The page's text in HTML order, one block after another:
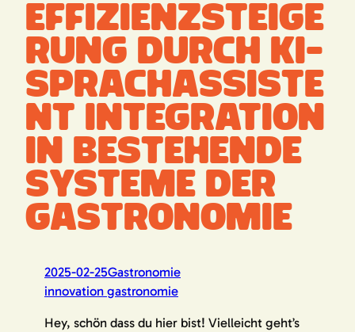
Effizienzsteige
rung durch KI-
Sprachassiste
nt Integration
in bestehende
Systeme der
Gastronomie
2025-02-25Gastronomie
innovation gastronomie
Hey, schön dass du hier bist! Vielleicht geht’s